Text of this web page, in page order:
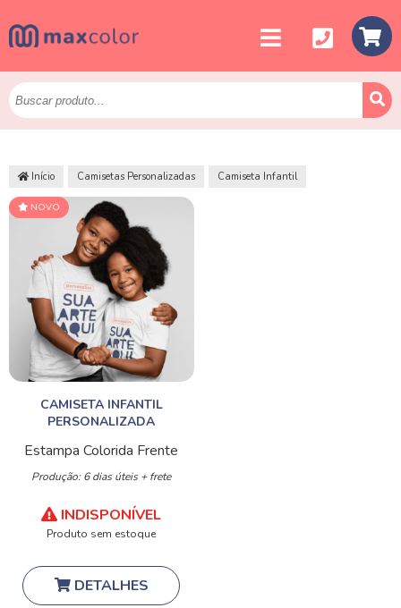
Início Camisetas Personalizadas Camiseta Infantil
NOVO
CAMISETA INFANTIL
PERSONALIZADA
Estampa Colorida Frente
Produção: 6 dias úteis + frete
INDISPONÍVEL
Produto sem estoque
DETALHES